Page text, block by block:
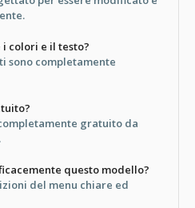
i colori e il testo?
sono completamente
gratuito da
questo modello?
del menu chiare ed